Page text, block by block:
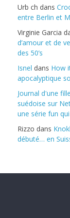
Urb ch dans
entre Berlin et
Virginie Garcia
d’amour et de
des 50’s
Isnel dans How
apocalyptique
Journal d'une
suédoise sur
une série fun
Rizzo dans
débuté… en